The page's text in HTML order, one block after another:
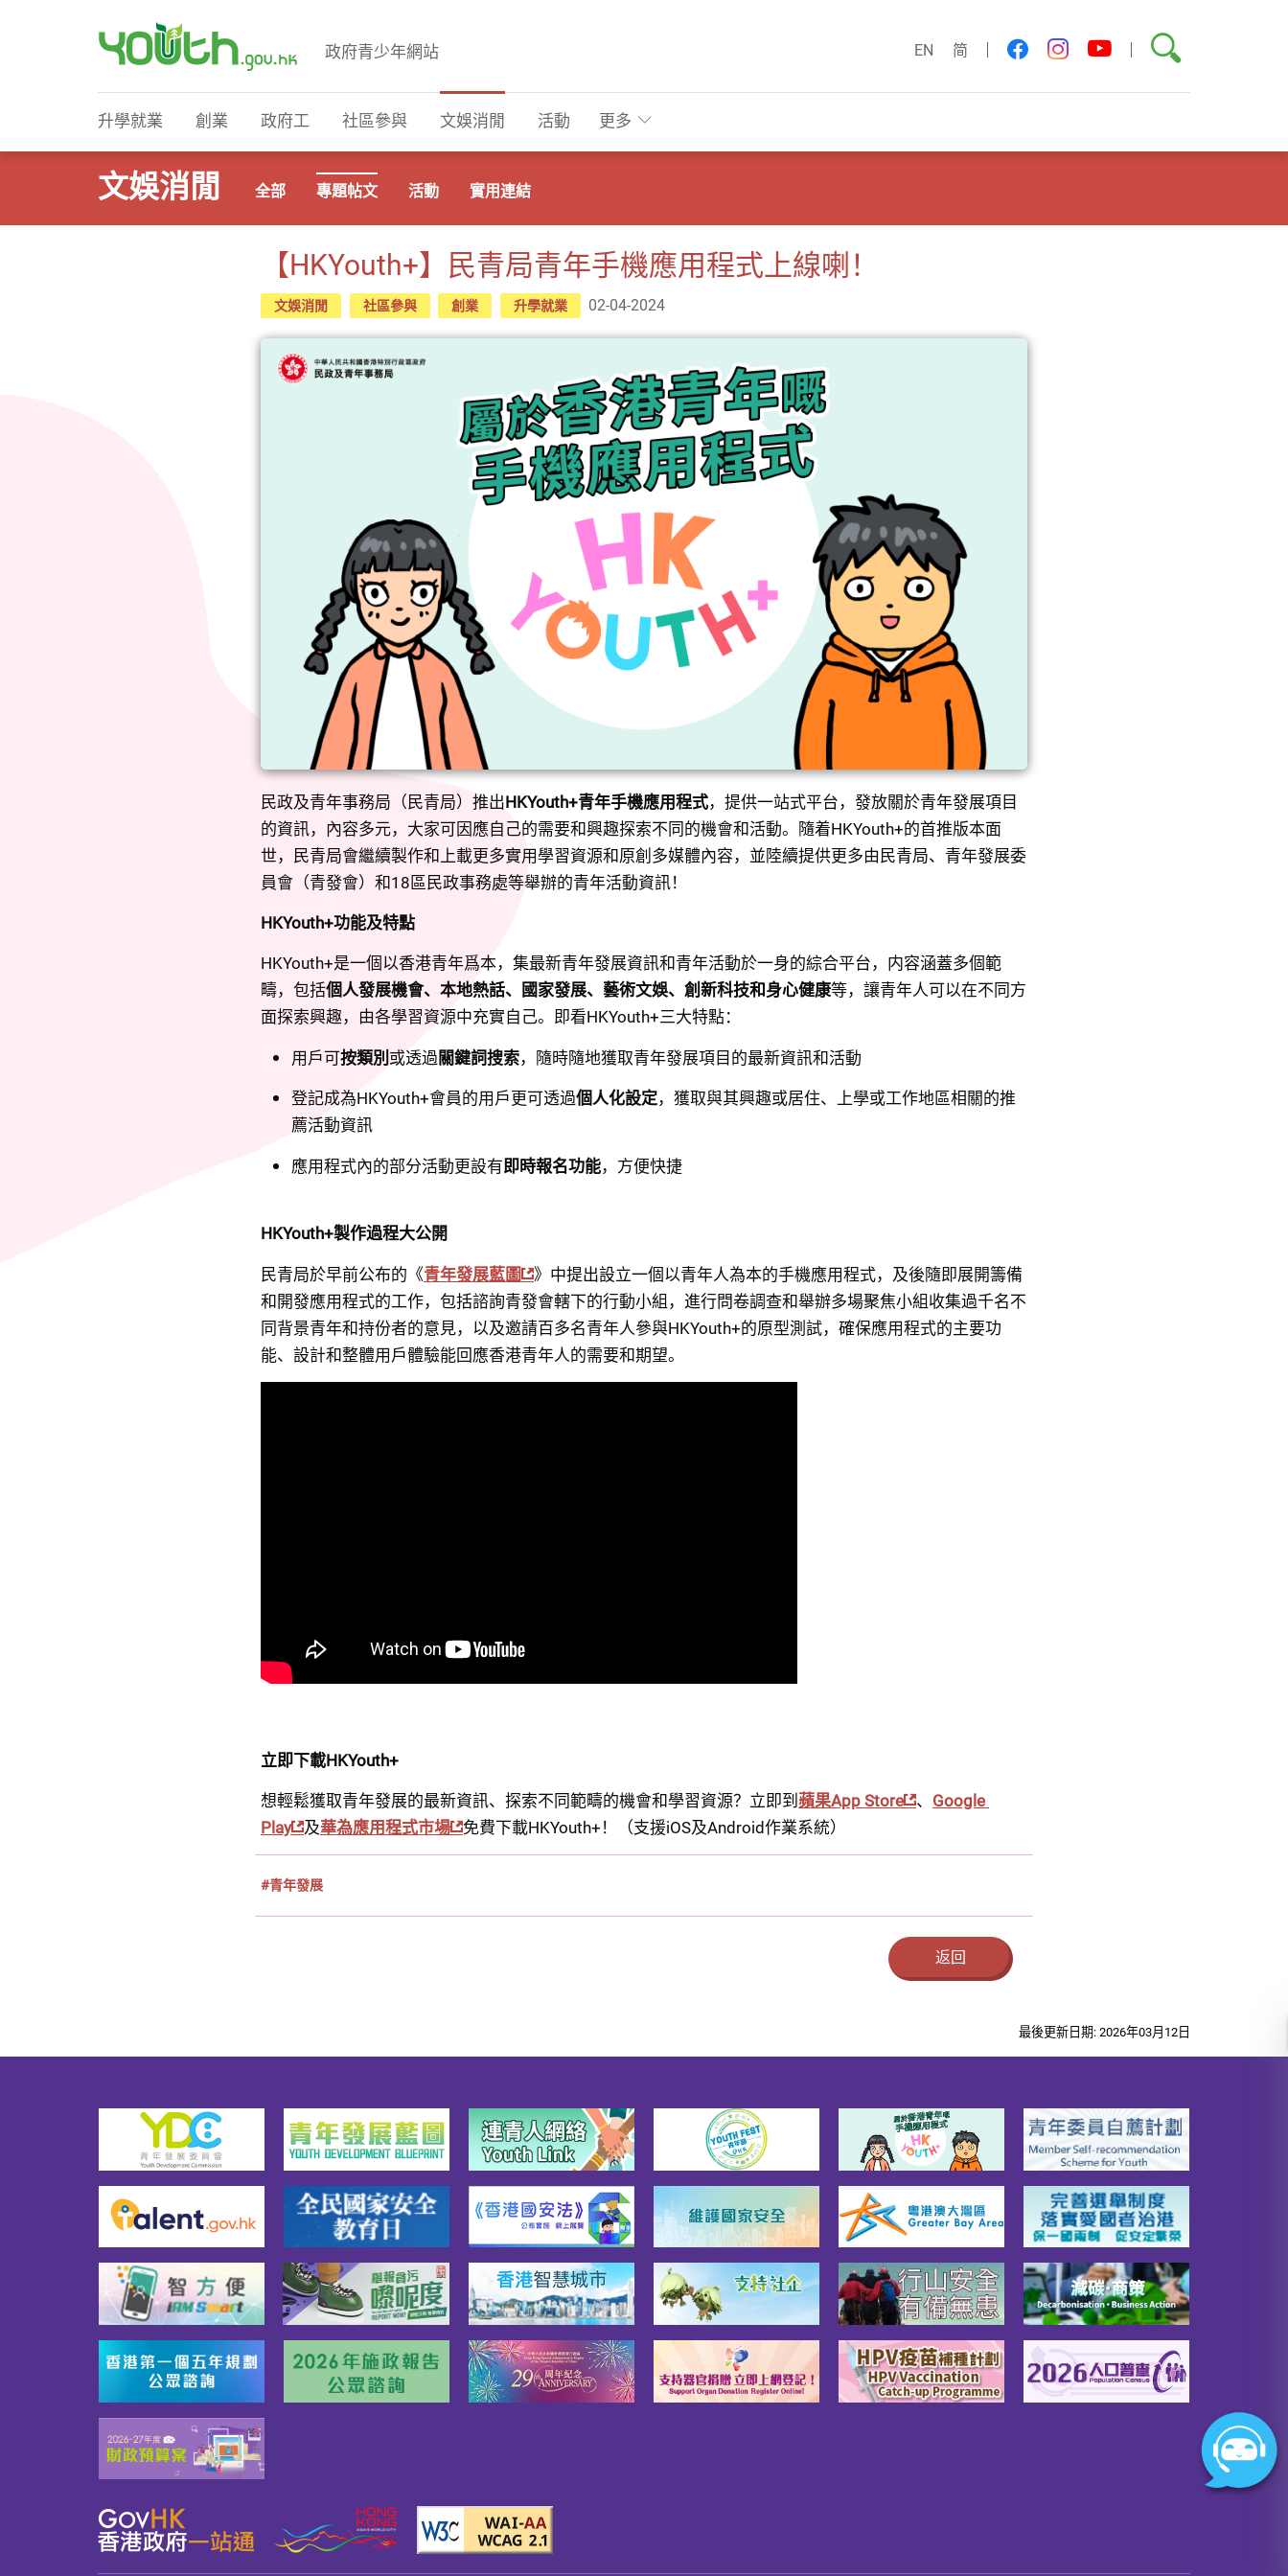
政府青少年網站 EN 简 facebookinstagram
youtube
搜尋
升學就業 創業 政府工 社區參與 文娛消閒 活動 更多
文娛消閒 全部 專題帖文 活動 實用連結
【HKYouth+】民青局青年手機應用程式上線喇！
文娛消閒 社區參與 創業 升學就業 02-04-2024
民政及青年事務局（民青局）推出HKYouth+青年手機應用程式，提供一站式平台，發放關於青年發展項目
的資訊，內容多元，大家可因應自己的需要和興趣探索不同的機會和活動。隨着HKYouth+的首推版本面
世，民青局會繼續製作和上載更多實用學習資源和原創多媒體內容，並陸續提供更多由民青局、青年發展委
員會（青發會）和18區民政事務處等舉辦的青年活動資訊！
HKYouth+功能及特點
HKYouth+是一個以香港青年爲本，集最新青年發展資訊和青年活動於一身的綜合平台，内容涵蓋多個範
疇，包括個人發展機會、本地熱話、國家發展、藝術文娛、創新科技和身心健康等，讓青年人可以在不同方
面探索興趣，由各學習資源中充實自己。即看HKYouth+三大特點：
用戶可按類別 或透過關鍵詞搜索，隨時隨地獲取青年發展項目的最新資訊和活動
登記成為HKYouth+會員的用戶更可透過個人化設定，獲取與其興趣或居住、上學或工作地區相關的推
薦活動資訊
應用程式內的部分活動更設有即時報名功能，方便快捷
HKYouth+製作過程大公開
民青局於早前公布的《青年發展藍圖
》中提出設立一個以青年人為本的手機應用程式，及後隨即展開籌備
和開發應用程式的工作，包括諮詢青發會轄下的行動小組，進行問卷調查和舉辦多場聚焦小組收集過千名不
同背景青年和持份者的意見，以及邀請百多名青年人參與HKYouth+的原型測試，確保應用程式的主要功
能、設計和整體用戶體驗能回應香港青年人的需要和期望。
立即下載HKYouth+
想輕鬆獲取青年發展的最新資訊、探索不同範疇的機會和學習資源？立即到蘋果App Store 、 Google
Play
及華為應用程式市場 免費下載HKYouth+！（支援iOS及Android作業系統）
#青年發展
返回
最後更新日期: 2026年03月12日